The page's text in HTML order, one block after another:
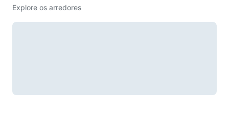
Explore os arredores